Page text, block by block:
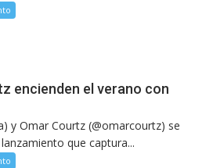
encienden el verano con
y Omar Courtz (@omarcourtz) se
que captura...